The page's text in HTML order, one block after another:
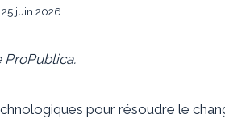
25 juin 2026
pour résoudre le